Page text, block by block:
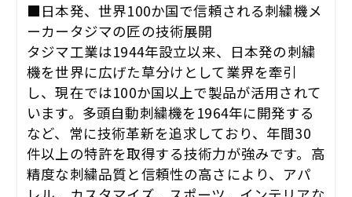
■日本発、世界100か国で信頼される刺繍機メ
ーカータジマの匠の技術展開
タジマ工業は1944年設立以来、日本発の刺繍
機を世界に広げた草分けとして業界を牽引
し、現在では100か国以上で製品が活用されて
います。多頭自動刺繍機を1964年に開発する
など、常に技術革新を追求しており、年間30
件以上の特許を取得する技術力が強みです。高
精度な刺繍品質と信頼性の高さにより、アパ